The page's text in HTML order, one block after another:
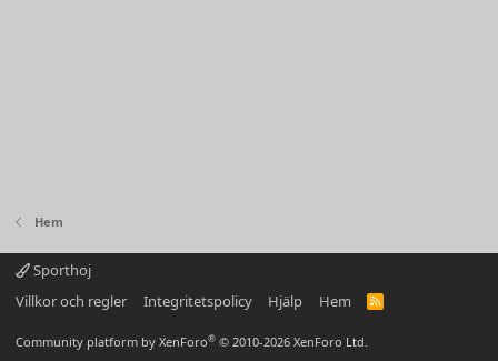
Hem
Sporthoj
Villkor och regler
Integritetspolicy Hjälp Hem
R
Community platform by XenForo® © 2010-2026 XenForo Ltd.